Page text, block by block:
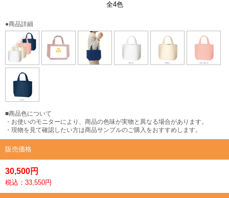
全4色
Ａ5サイズ対応
大きさイメージ
●商品詳細
■商品色について
・お使いのモニターにより、商品の色味が実物と異なる場合があります。
・現物を見て確認したい方は商品サンプルのご購入をおすすめします。
販売価格
30,500円
税込：33,550円